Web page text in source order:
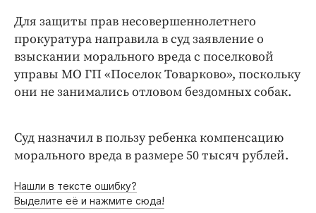
Для защиты прав несовершеннолетнего
прокуратура направила в суд заявление о
взыскании морального вреда с поселковой
управы МО ГП «Поселок Товарково», поскольку
они не занимались отловом бездомных собак.
Суд назначил в пользу ребенка компенсацию
морального вреда в размере 50 тысяч рублей.
Нашли в тексте ошибку?
Выделите её и нажмите сюда!